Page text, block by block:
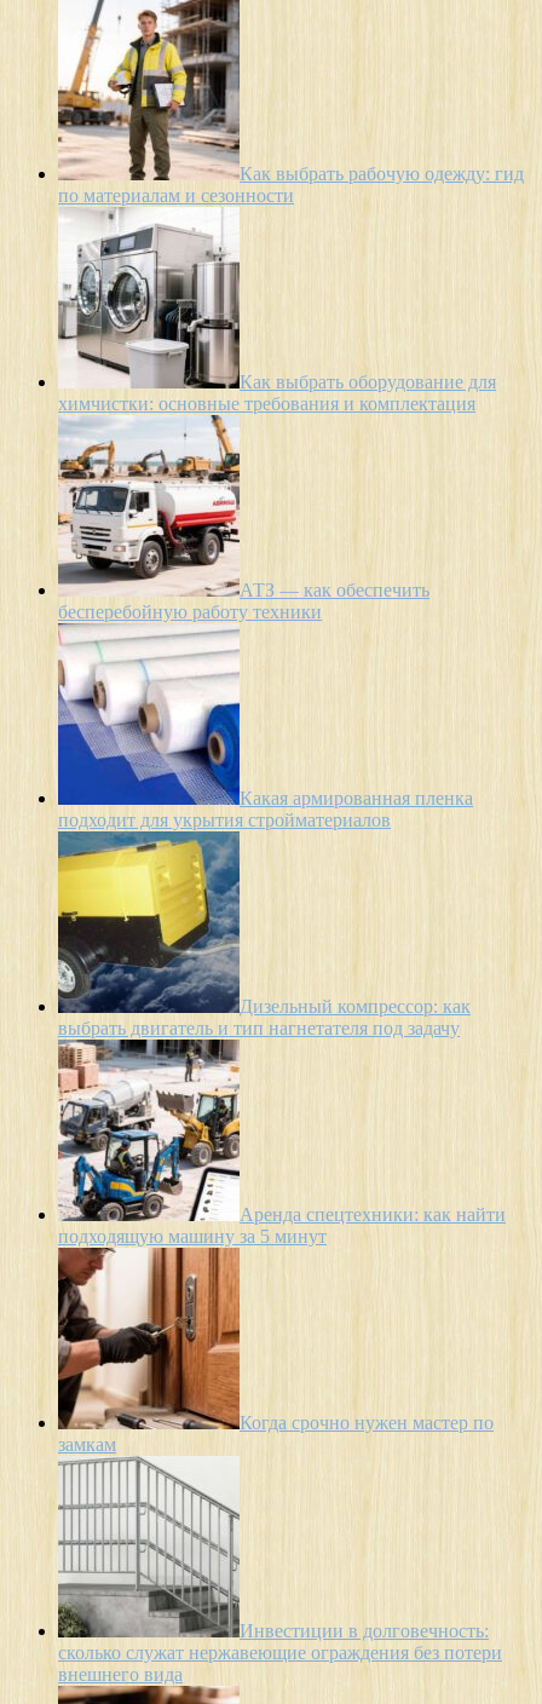
Как выбрать рабочую одежду: гид
по материалам и сезонности
Как выбрать оборудование для
химчистки: основные требования и комплектация
АТЗ — как обеспечить
бесперебойную работу техники
Какая армированная пленка
подходит для укрытия стройматериалов
Дизельный компрессор: как
выбрать двигатель и тип нагнетателя под задачу
Аренда спецтехники: как найти
подходящую машину за 5 минут
Когда срочно нужен мастер по
замкам
Инвестиции в долговечность:
сколько служат нержавеющие ограждения без потери
внешнего вида